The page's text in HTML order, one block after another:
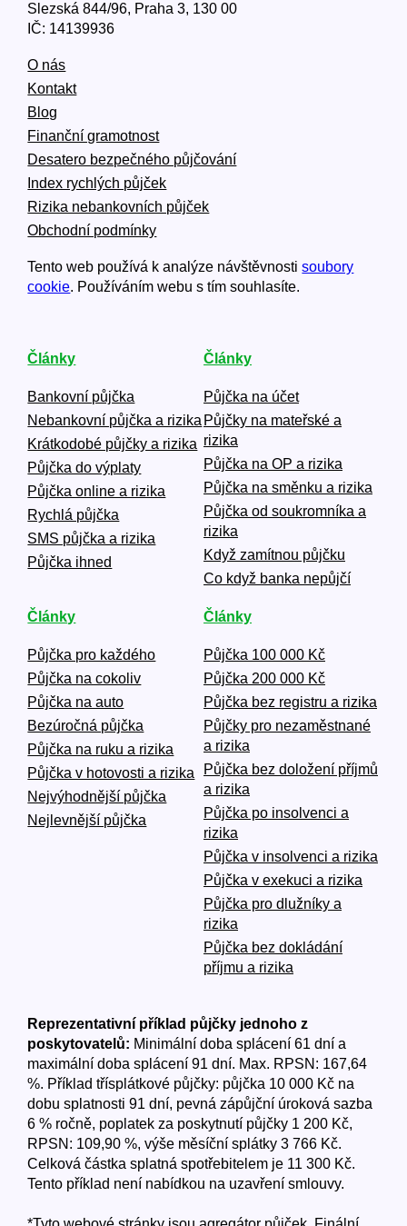
Slezská 844/96, Praha 3, 130 00
IČ: 14139936
O nás
Kontakt
Blog
Finanční gramotnost
Desatero bezpečného půjčování
Index rychlých půjček
Rizika nebankovních půjček
Obchodní podmínky
Tento web používá k analýze návštěvnostisoubory
cookie. Používáním webu s tím souhlasíte.
Články
Bankovní půjčka
Nebankovní půjčka a rizika
Krátkodobé půjčky a rizika
Půjčka do výplaty
Půjčka online a rizika
Rychlá půjčka
SMS půjčka a rizika
Půjčka ihned
Články
Půjčka na účet
Půjčky na mateřské a
rizika
Půjčka na OP a rizika
Půjčka na směnku a rizika
Půjčka od soukromníka a
rizika
Když zamítnou půjčku
Co když banka nepůjčí
Články
Půjčka pro každého
Půjčka na cokoliv
Půjčka na auto
Bezúročná půjčka
Půjčka na ruku a rizika
Půjčka v hotovosti a rizika
Nejvýhodnější půjčka
Nejlevnější půjčka
Články
Půjčka 100 000 Kč
Půjčka 200 000 Kč
Půjčka bez registru a rizika
Půjčky pro nezaměstnané
a rizika
Půjčka bez doložení příjmů
a rizika
Půjčka po insolvenci a
rizika
Půjčka v insolvenci a rizika
Půjčka v exekuci a rizika
Půjčka pro dlužníky a
rizika
Půjčka bez dokládání
příjmu a rizika
Reprezentativní příklad půjčky jednoho z
poskytovatelů: Minimální doba splácení 61 dní a
maximální doba splácení 91 dní. Max. RPSN: 167,64
%. Příklad třísplátkové půjčky: půjčka 10 000 Kč na
dobu splatnosti 91 dní, pevná zápůjční úroková sazba
6 % ročně, poplatek za poskytnutí půjčky 1 200 Kč,
RPSN: 109,90 %, výše měsíční splátky 3 766 Kč.
Celková částka splatná spotřebitelem je 11 300 Kč.
Tento příklad není nabídkou na uzavření smlouvy.